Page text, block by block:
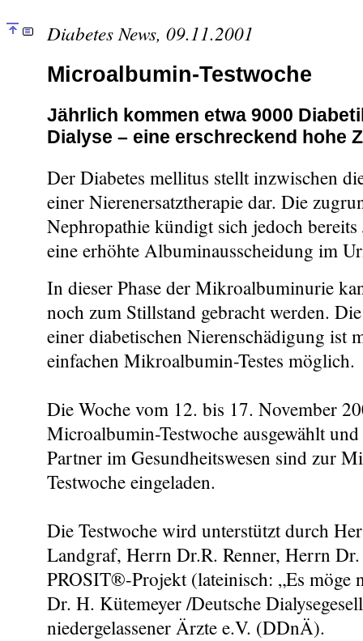
Diabetes News, 09.11.2001
Microalbumin-Testwoche
Jährlich kommen etwa 9000
Dialyse – eine erschreckend hohe
Der Diabetes mellitus stellt inzwischen
einer Nierenersatztherapie dar. Die
Nephropathie kündigt sich jedoch
eine erhöhte Albuminausscheidung im
In dieser Phase der Mikroalbuminurie
noch zum Stillstand gebracht werden.
einer diabetischen Nierenschädigung ist
einfachen Mikroalbumin-Testes möglich.
Die Woche vom 12. bis 17. November
Microalbumin-Testwoche ausgewählt
Partner im Gesundheitswesen sind zur
Testwoche eingeladen.
Die Testwoche wird unterstützt durch
Landgraf, Herrn Dr.R. Renner, Herrn
PROSIT®-Projekt (lateinisch: „Es möge
Dr. H. Kütemeyer /Deutsche
niedergelassener Ärzte e.V. (DDnÄ).